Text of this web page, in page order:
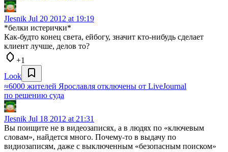
JIesnik Jul 20 2012 at 19:19
*белки истерички*
Как-будто конец света, ейбогу, значит кто-нибудь сделает
клиент лучше, делов то?
+1
Look
≈6000 жителей Ярославля отключены от LiveJournal
по решению суда
JIesnik Jul 18 2012 at 21:31
Вы поищите не в видеозаписях, а в людях по «ключевым
словам», найдется много. Почему-то в выдачу по
видиозаписям, даже с выключенным «безопасным поиском»